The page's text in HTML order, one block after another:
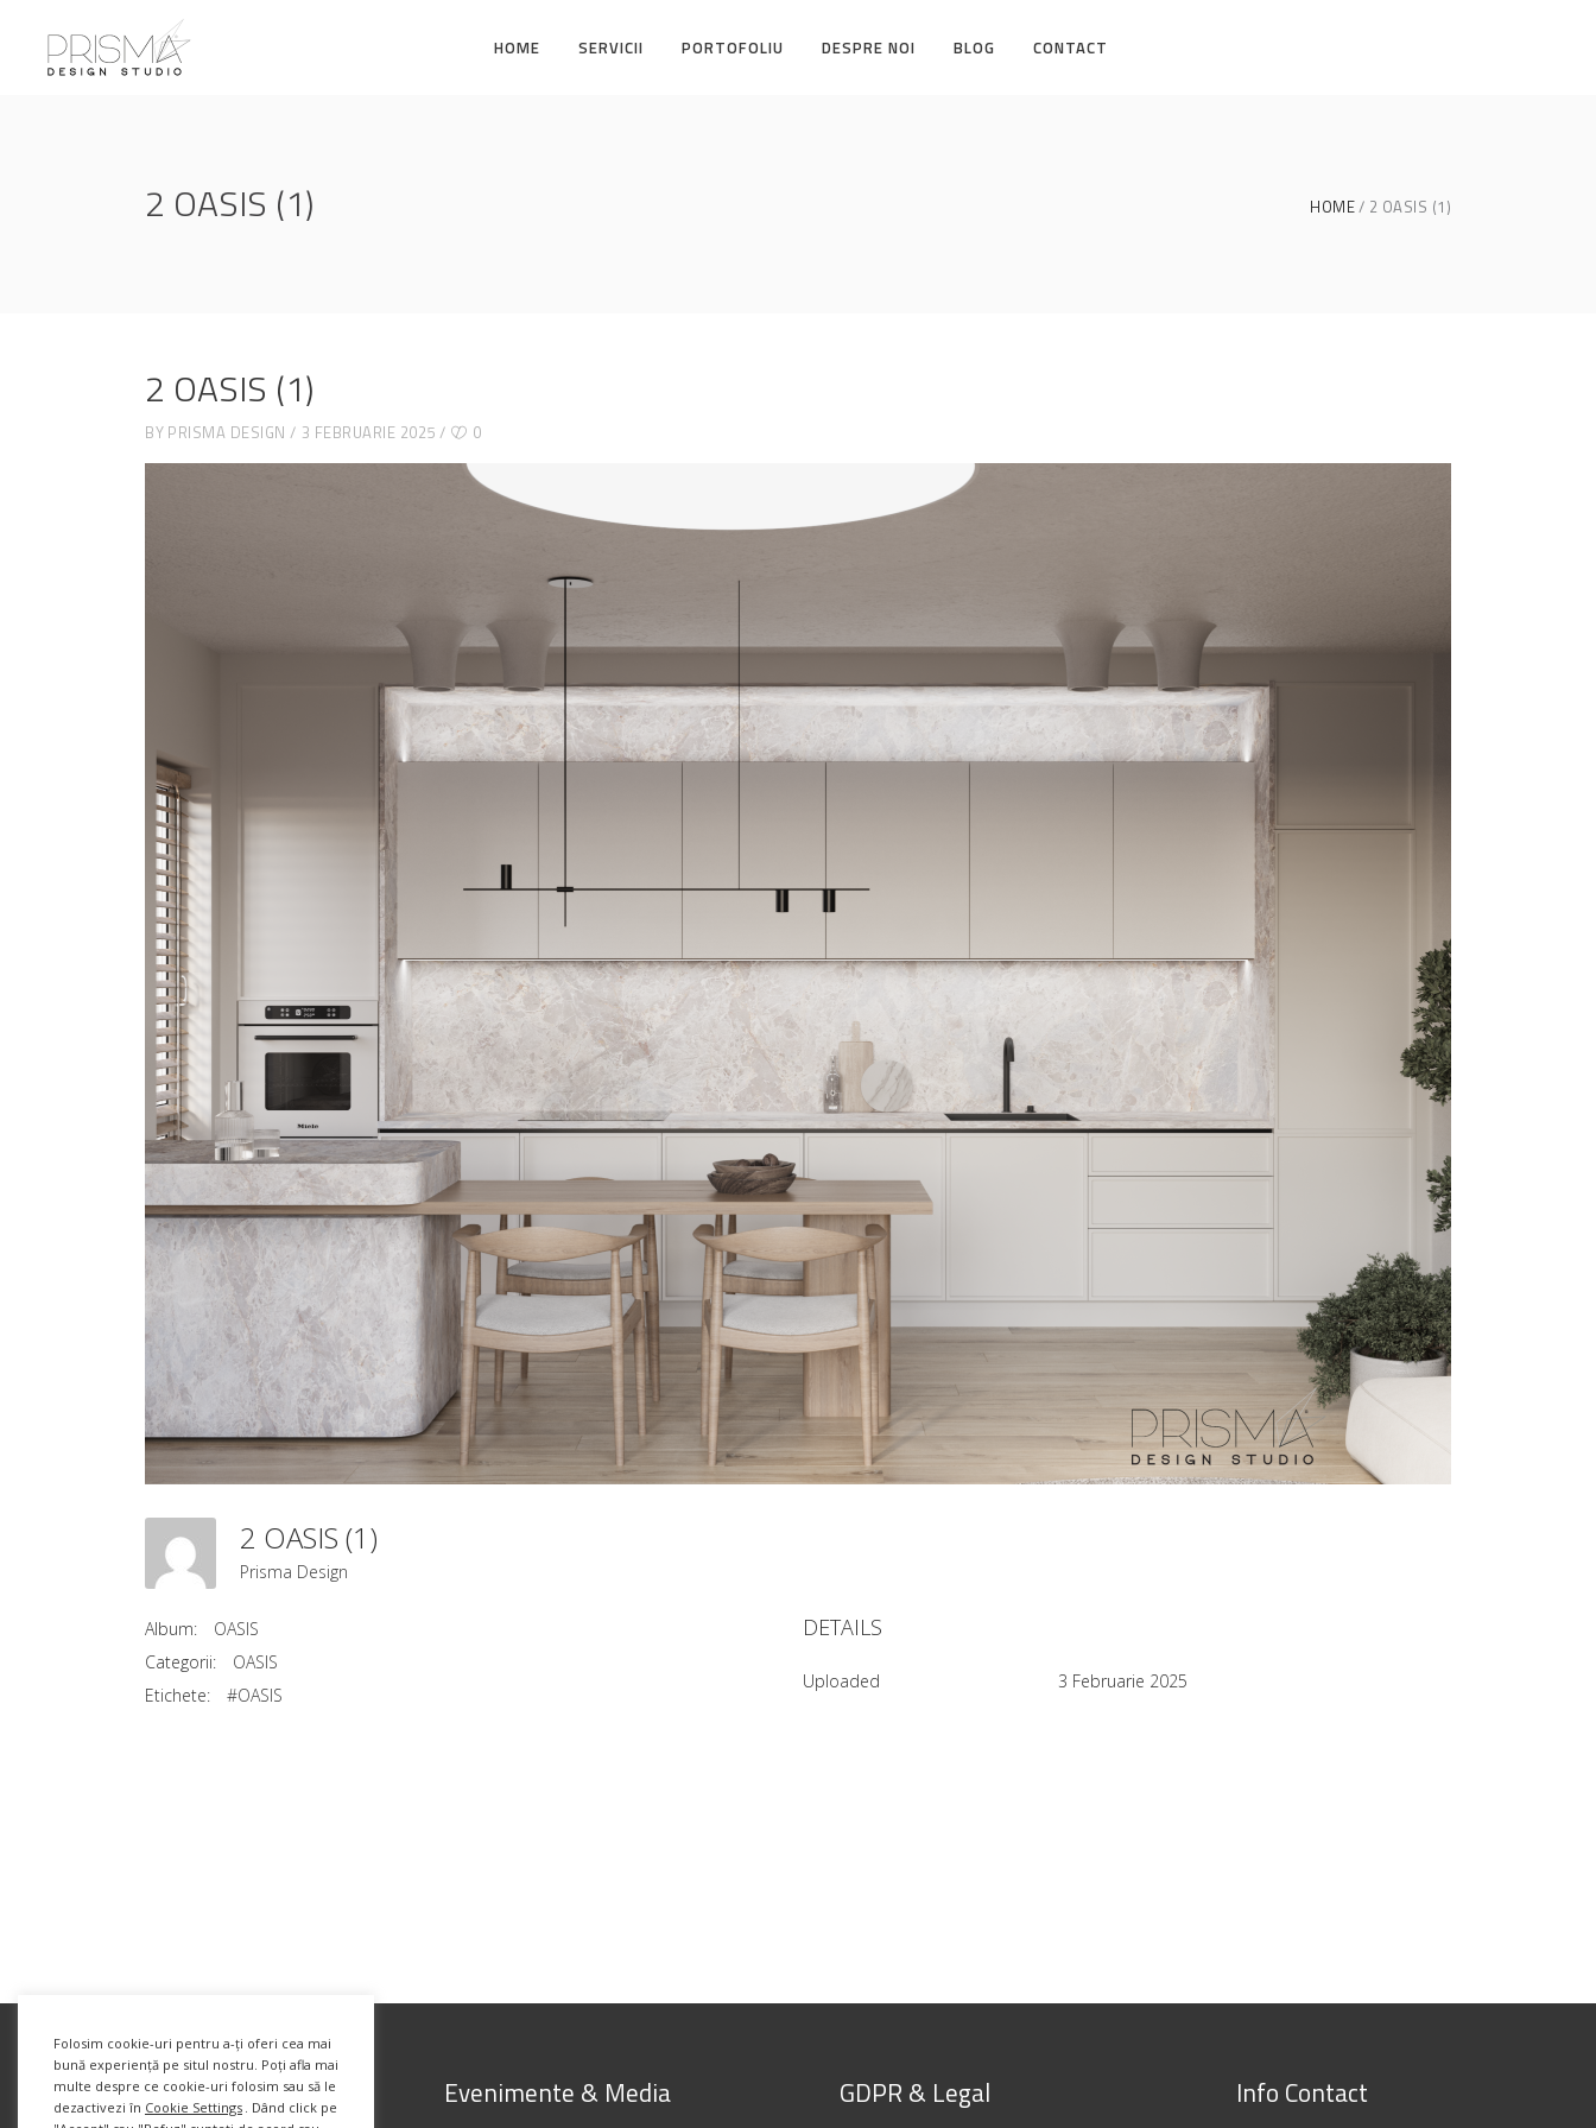
HOME SERVICII PORTOFOLIU DESPRE NOI BLOG CONTACT
2 OASIS (1) HOME 2 OASIS (1)
2 OASIS (1)
BY PRISMA DESIGN 3 FEBRUARIE 2025 0
2 OASIS (1)
Prisma Design
Album:
OASIS
Categorii:
OASIS
Etichete:
#OASIS
DETAILS
Uploaded 3 Februarie 2025
Evenimente & Media GDPR & Legal Info Contact
Folosim cookie-uri pentru a-ți oferi cea mai
bună experiență pe situl nostru. Poți afla mai
multe despre ce cookie-uri folosim sau să le
dezactivezi în Cookie Settings . Dând click pe